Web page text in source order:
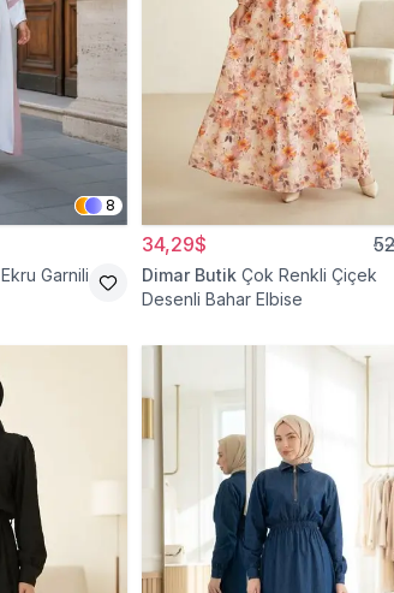
8
Garnili
34,29$
Dimar Butik Çok Renkli Çiçek
Desenli Bahar Elbise